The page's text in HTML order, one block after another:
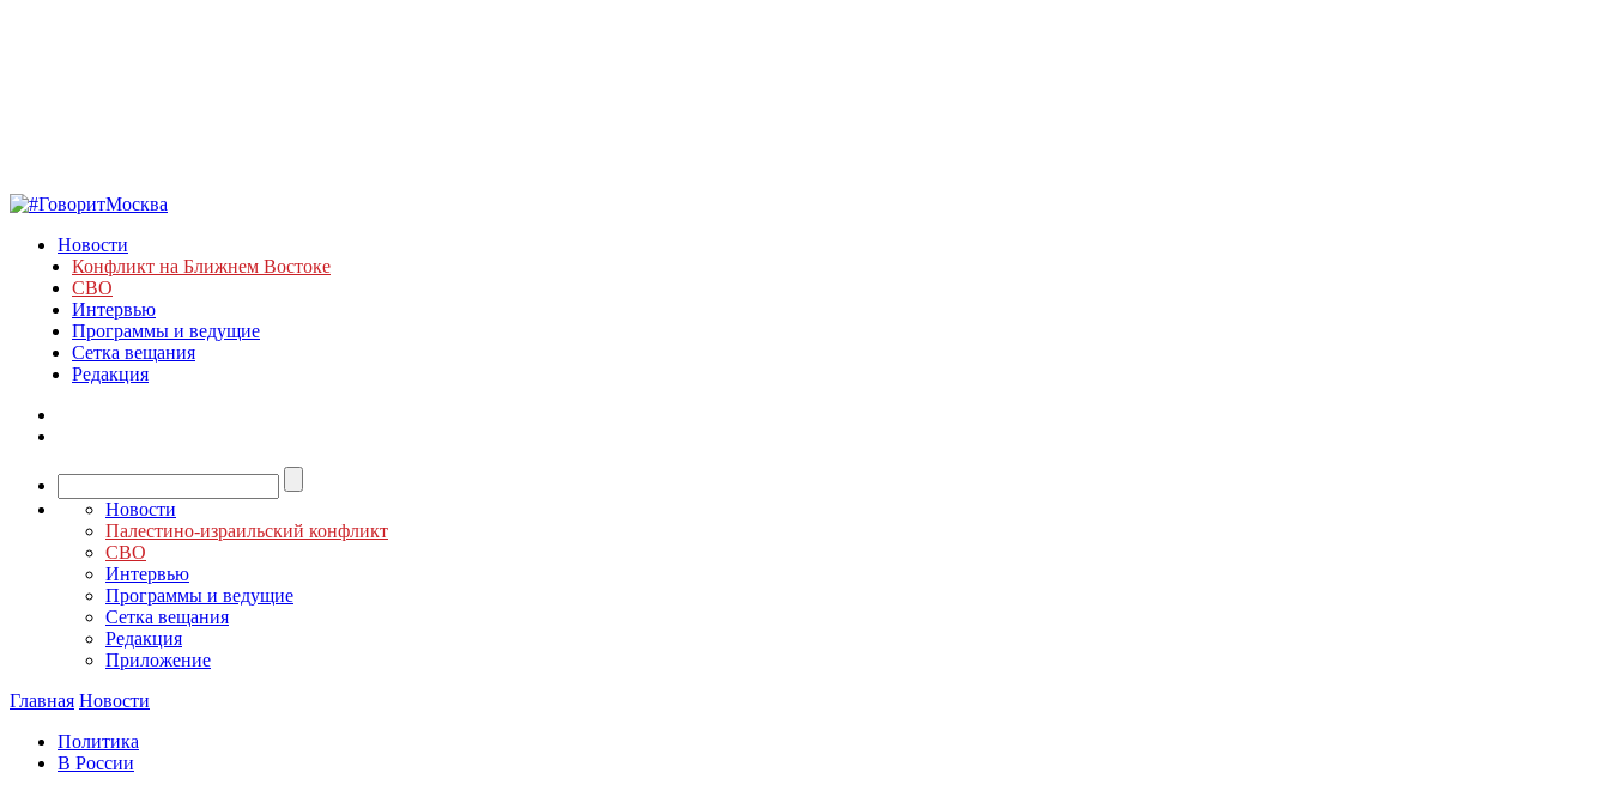
Новости
Конфликт на Ближнем Востоке
СВО
Интервью
Программы и ведущие
Сетка вещания
Редакция
Новости
Палестино-израильский конфликт
СВО
Интервью
Программы и ведущие
Сетка вещания
Редакция
Приложение
Главная Новости
Политика
В России